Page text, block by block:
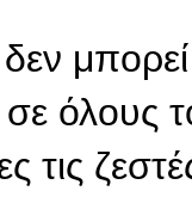
όλους
τις